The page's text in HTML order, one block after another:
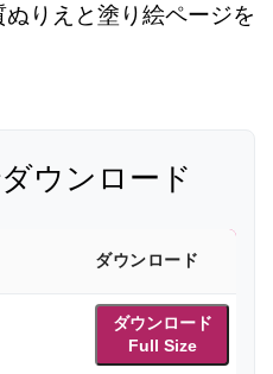
りえと塗り絵ページを
ウンロード
ダウンロード
ダウンロード
Full Size